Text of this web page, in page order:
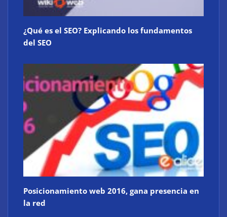
¿Qué es el SEO? Explicando los fundamentos
del SEO
Posicionamiento web 2016, gana presencia en
la red